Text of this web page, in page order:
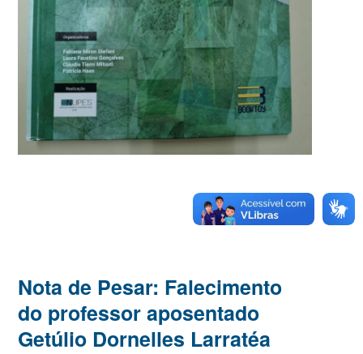
Nota de Pesar: Falecimento
do professor aposentado
Getúlio Dornelles Larratéa